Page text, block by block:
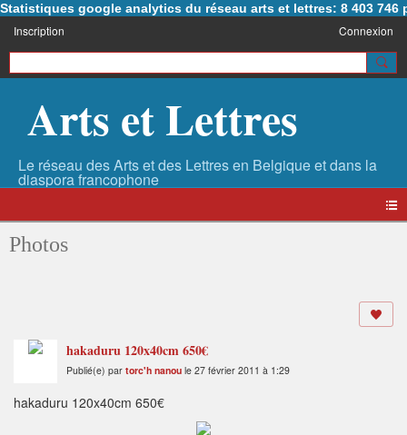
Statistiques google analytics du réseau arts et lettres: 8 403 746
Inscription Connexion
Arts et Lettres
Photos
hakaduru 120x40cm 650€
Publié(e) par torc'h nanou le 27 février 2011 à 1:29
hakaduru 120x40cm 650€